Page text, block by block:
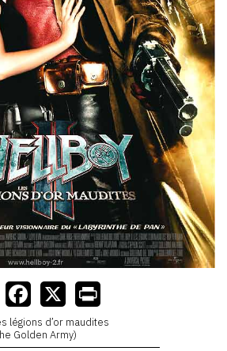
légions d’or maudites
Golden Army)